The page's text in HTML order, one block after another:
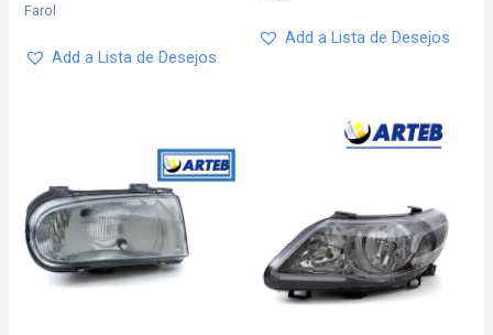
Farol
Add a Lista de Desejos
Add a Lista de Desejos